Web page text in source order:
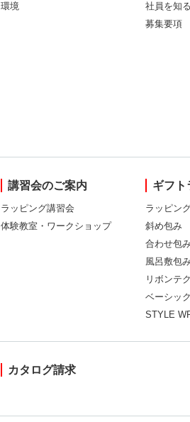
環境
社員を知る
募集要項
講習会のご案内
ラッピング講習会
体験教室・ワークショップ
ギフト
ラッピン
斜め包み
合わせ包
風呂敷包
リボンテ
ベーシッ
STYLE
カタログ請求